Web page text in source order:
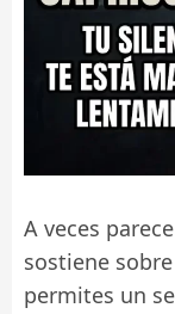
A veces
sostiene
permites un